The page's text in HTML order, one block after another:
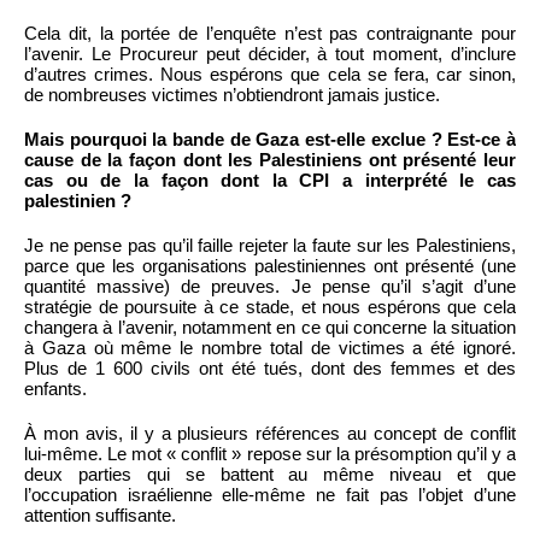
Cela dit, la portée de l’enquête n’est pas contraignante pour
l’avenir. Le Procureur peut décider, à tout moment, d’inclure
d’autres crimes. Nous espérons que cela se fera, car sinon,
de nombreuses victimes n’obtiendront jamais justice.
Mais pourquoi la bande de Gaza est-elle exclue ? Est-ce à
cause de la façon dont les Palestiniens ont présenté leur
cas ou de la façon dont la CPI a interprété le cas
palestinien ?
Je ne pense pas qu’il faille rejeter la faute sur les Palestiniens,
parce que les organisations palestiniennes ont présenté (une
quantité massive) de preuves. Je pense qu’il s’agit d’une
stratégie de poursuite à ce stade, et nous espérons que cela
changera à l’avenir, notamment en ce qui concerne la situation
à Gaza où même le nombre total de victimes a été ignoré.
Plus de 1 600 civils ont été tués, dont des femmes et des
enfants.
À mon avis, il y a plusieurs références au concept de conflit
lui-même. Le mot « conflit » repose sur la présomption qu’il y a
deux parties qui se battent au même niveau et que
l’occupation israélienne elle-même ne fait pas l’objet d’une
attention suffisante.